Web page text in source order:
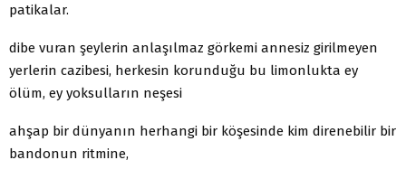
patikalar.
dibe vuran şeylerin anlaşılmaz görkemi annesiz girilmeyen
yerlerin cazibesi, herkesin korunduğu bu limonlukta ey
ölüm, ey yoksulların neşesi
ahşap bir dünyanın herhangi bir köşesinde kim direnebilir bir
bandonun ritmine,